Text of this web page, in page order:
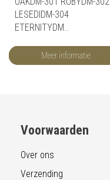
LESEDIDM-304
ETERNITYDM..
Meer informatie
Voorwaarden
Over ons
Verzending